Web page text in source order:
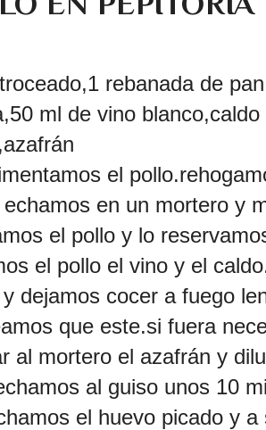
rebanada de
ml de vino blanco
azafrán
el
en un mortero y
el pollo y lo
el pollo el vino y el
dejamos cocer a fuego
que este.si fuera
al mortero el azafrán y
al guiso unos 10
el huevo picado y a